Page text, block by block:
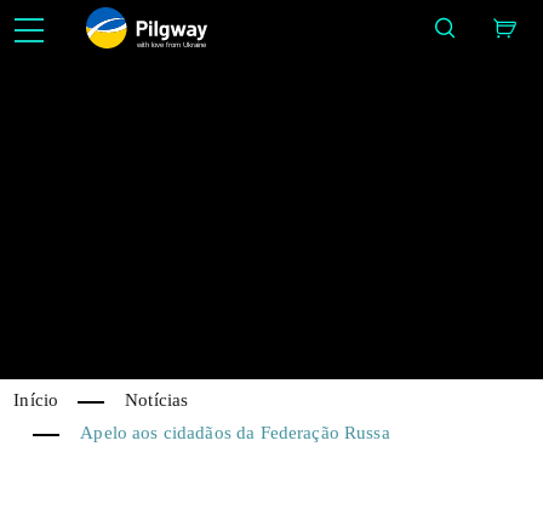
with love from Ukraine
Início
Notícias
Apelo aos cidadãos da Federação Russa